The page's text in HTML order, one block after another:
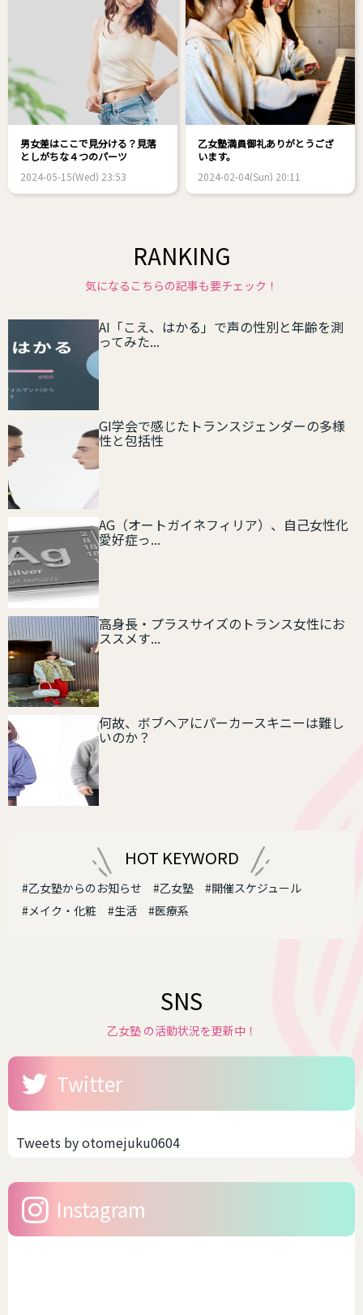
男女差はここで見分ける？見落
としがちな４つのパーツ
2024-05-15(Wed) 23:53
乙女塾満員御礼ありがとうござ
います。
2024-02-04(Sun) 20:11
RANKING
気になるこちらの記事も要チェック！
AI「こえ、はかる」で声の性別と年齢を測
ってみた...
GI学会で感じたトランスジェンダーの多様
性と包括性
AG（オートガイネフィリア）、自己女性化
愛好症っ...
高身長・プラスサイズのトランス女性にお
ススメす...
何故、ボブヘアにパーカースキニーは難し
いのか？
HOT KEYWORD
#乙女塾からのお知らせ #乙女塾
#開催スケジュール
#メイク・化粧
#生活 #医療系
SNS
乙女塾 の活動状況を更新中！
Twitter
Tweets by otomejuku0604
Instagram